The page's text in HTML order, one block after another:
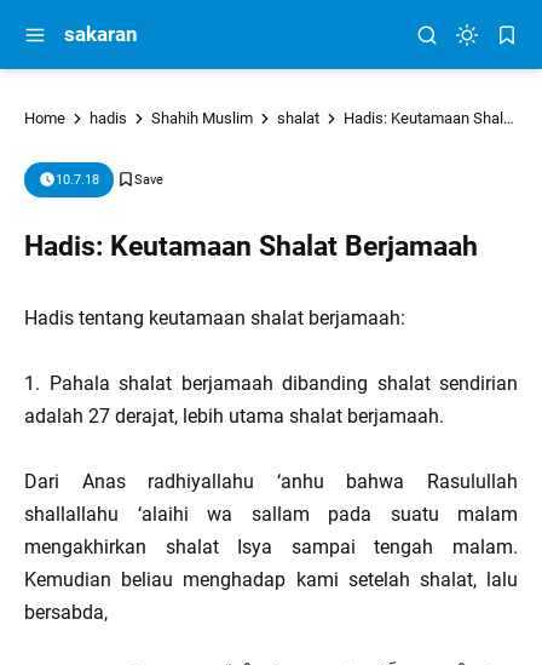
sakaran
Home hadis Shahih Muslim shalat Hadis: Keutamaan Shalat Berjamaah
10.7.18
Hadis: Keutamaan Shalat Berjamaah
Hadis tentang keutamaan shalat berjamaah:
1. Pahala shalat berjamaah dibanding shalat sendirian
adalah 27 derajat, lebih utama shalat berjamaah.
Dari Anas radhiyallahu ‘anhu bahwa Rasulullah
shallallahu ‘alaihi wa sallam pada suatu malam
mengakhirkan shalat Isya sampai tengah malam.
Kemudian beliau menghadap kami setelah shalat, lalu
bersabda,